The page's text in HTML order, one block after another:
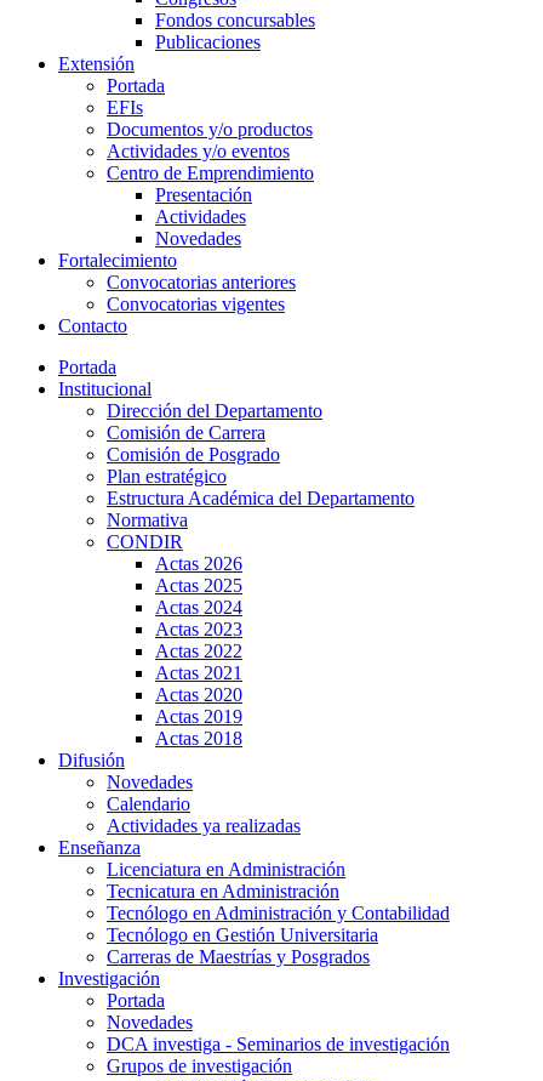
Fondos concursables
Publicaciones
Extensión
Portada
EFIs
Documentos y/o productos
Actividades y/o eventos
Centro de Emprendimiento
Presentación
Actividades
Novedades
Fortalecimiento
Convocatorias anteriores
Convocatorias vigentes
Contacto
Portada
Institucional
Dirección del Departamento
Comisión de Carrera
Comisión de Posgrado
Plan estratégico
Estructura Académica del Departamento
Normativa
CONDIR
Actas 2026
Actas 2025
Actas 2024
Actas 2023
Actas 2022
Actas 2021
Actas 2020
Actas 2019
Actas 2018
Difusión
Novedades
Calendario
Actividades ya realizadas
Enseñanza
Licenciatura en Administración
Tecnicatura en Administración
Tecnólogo en Administración y Contabilidad
Tecnólogo en Gestión Universitaria
Carreras de Maestrías y Posgrados
Investigación
Portada
Novedades
DCA investiga - Seminarios de investigación
Grupos de investigación